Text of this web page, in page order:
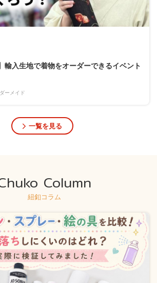
輸入生地で着物をオーダーできるイベント
ーメイド
一覧を見る
Column
紐釦コラム